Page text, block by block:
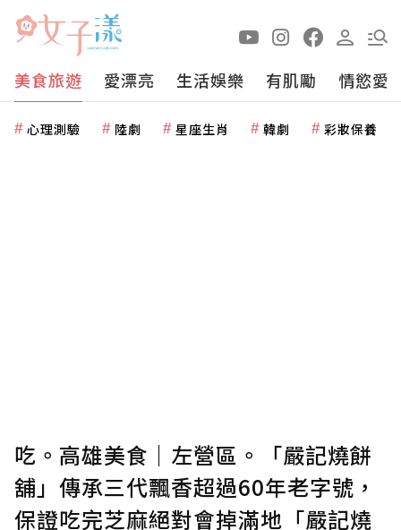
美食旅遊 愛漂亮 生活娛樂 有肌勵 情慾愛
心理測驗 陸劇 星座生肖 韓劇 彩妝保養
吃。高雄美食｜左營區。「嚴記燒餅
舖」傳承三代飄香超過60年老字號，
保證吃完芝麻絕對會掉滿地「嚴記燒